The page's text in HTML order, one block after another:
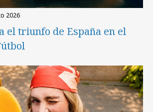
2026
el triunfo de España en el